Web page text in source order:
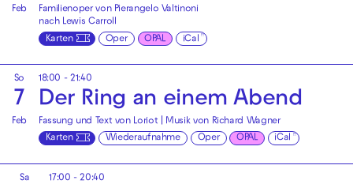
Feb
Familienoper von Pierangelo Valtinoni
nach Lewis Carroll
Karten
Oper OPAL iCal
So
7
Feb
18:00 - 21:40
Der Ring an einem Abend
Fassung und Text von Loriot | Musik von Richard Wagner
Karten
Wiederaufnahme Oper OPAL iCal
Sa 17:00 - 20:40